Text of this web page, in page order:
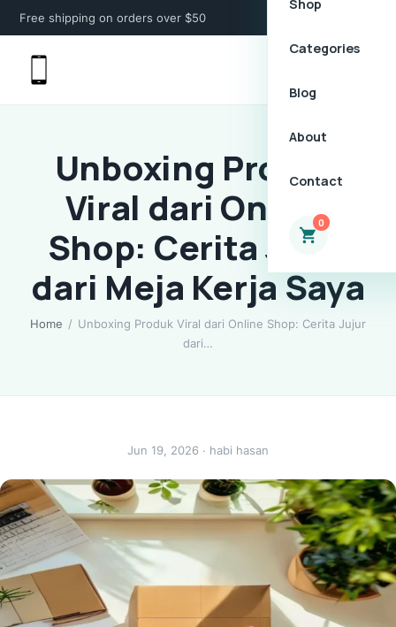
Free shipping on orders over $50
Shop
Categories
Blog
About
Contact
0
Unboxing Produk
Viral dari Online
Shop: Cerita Jujur
dari Meja Kerja Saya
Home / Unboxing Produk Viral dari Online Shop: Cerita Jujur
dari…
Jun 19, 2026 · habi hasan